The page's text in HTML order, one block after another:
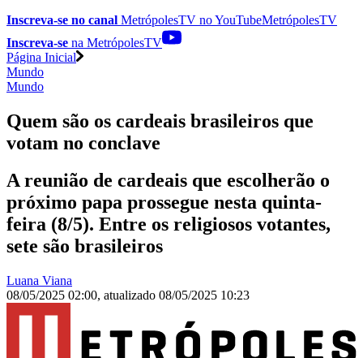
Inscreva-se no canal MetrópolesTV noYouTubeMetrópolesTV
Inscreva-se na MetrópolesTV
Página Inicial
Mundo
Mundo
Quem são os cardeais brasileiros que
votam no conclave
A reunião de cardeais que escolherão o
próximo papa prossegue nesta quinta-
feira (8/5). Entre os religiosos votantes,
sete são brasileiros
Luana Viana
08/05/2025 02:00, atualizado 08/05/2025 10:23